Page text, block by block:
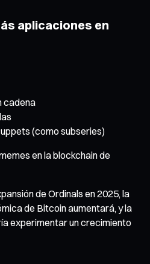
aplicaciones en
cadena
(como subseries)
en la blockchain de
de Ordinals en 2025, la
de Bitcoin aumentará, y la
experimentar un crecimiento